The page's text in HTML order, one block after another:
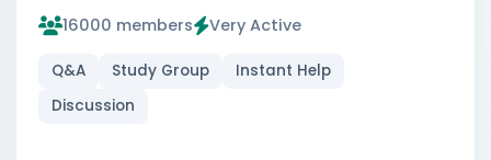
16000 members Very Active
Q&A Study Group
Instant Help
Discussion